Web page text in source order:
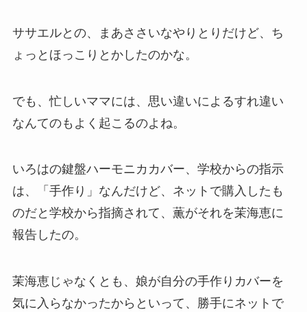
ササエルとの、まあささいなやりとりだけど、ち
ょっとほっこりとかしたのかな。
でも、忙しいママには、思い違いによるすれ違い
なんてのもよく起こるのよね。
いろはの鍵盤ハーモニカカバー、学校からの指示
は、「手作り」なんだけど、ネットで購入したも
のだと学校から指摘されて、薫がそれを茉海恵に
報告したの。
茉海恵じゃなくとも、娘が自分の手作りカバーを
気に入らなかったからといって、勝手にネットで